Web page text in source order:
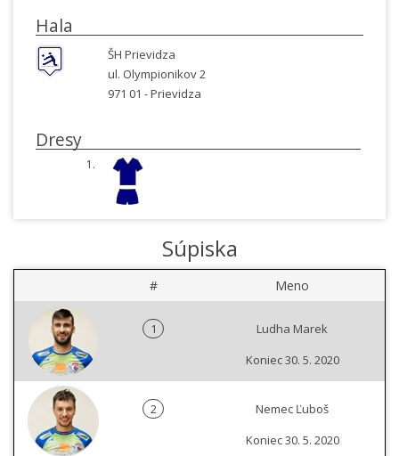
Hala
ŠH Prievidza
ul. Olympionikov 2
971 01 -Prievidza
Dresy
1.
Súpiska
# Meno
1
Ludha Marek
Koniec 30. 5. 2020
2
Nemec Ľuboš
Koniec 30. 5. 2020